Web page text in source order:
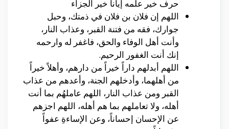
حرف خير علمه إيانا خير الجزاء
اللهم إن فلان بن فلان في ذمتك، وحبل
جوارك، فقه من فتنة القبر، وعذاب النار،
وأنت أهل الوفاء والحق، فاغفر له وارحمه
إنك أنت الغفور الرحيم.
اللهم أبدلهم داراً خيراً من دارهم، وأهلاً خيراً
من أهلهما، وأدخلهم الجنة، وأعدهم من عذاب
القبر ومن عذاب النار، اللهم عاملهُم بما أنت
أهله، ولا تعاملهم بما هم أهله، اللهم اجزهم
عن الإحسان إحساناً، وعن الإساءةِ عفواً